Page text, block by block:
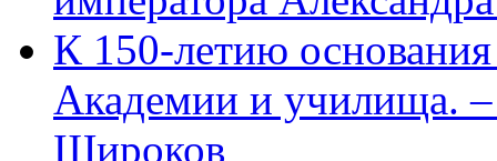
К 150-летию
Академии и училища.
Широков